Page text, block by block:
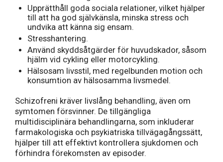
Upprätthåll goda sociala relationer, vilket hjälper
till att ha god självkänsla, minska stress och
undvika att känna sig ensam.
Stresshantering.
Använd skyddsåtgärder för huvudskador, såsom
hjälm vid cykling eller motorcykling.
Hälsosam livsstil, med regelbunden motion och
konsumtion av hälsosamma livsmedel.
Schizofreni kräver livslång behandling, även om
symtomen försvinner. De tillgängliga
multidisciplinära behandlingarna, som inkluderar
farmakologiska och psykiatriska tillvägagångssätt,
hjälper till att effektivt kontrollera sjukdomen och
förhindra förekomsten av episoder.